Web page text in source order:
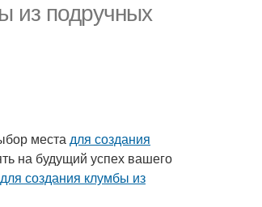
из подручных
местадля создания
на будущий успех вашего
для создания клумбы из